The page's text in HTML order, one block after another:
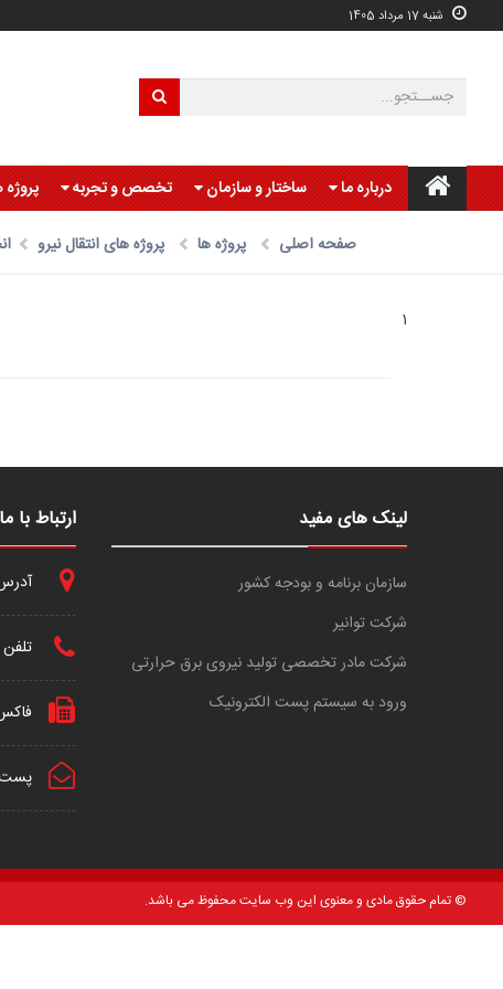
شنبه 17 مرداد 1405
درباره ما ساختار و سازمان تخصص و تجربه
صفحه اصلی پروژه ها پروژه های انتقال نیرو
1
لینک های مفید
سازمان برنامه و بودجه کشور
شرکت توانیر
شرکت مادر تخصصی تولید نیروی برق حرارتی
ورود به سیستم پست الکترونیک
ارتباط با ما
آدرس
پست
© تمام حقوق مادی و معنوی این وب سایت محفوظ می باشد.